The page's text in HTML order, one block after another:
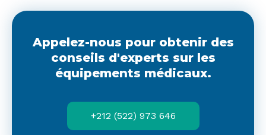
Appelez-nous pour obtenir des
conseils d'experts sur les
équipements médicaux.
+212 (522) 973 646